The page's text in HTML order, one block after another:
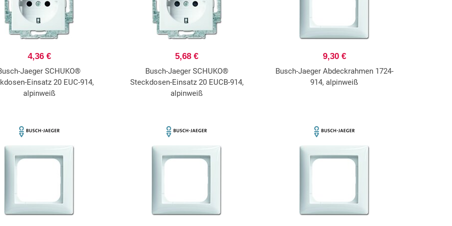
4,36 €
Jaeger SCHUKO®
Einsatz 20 EUC-914,
alpinweiß
5,68 €
Busch-Jaeger SCHUKO®
Steckdosen-Einsatz 20 EUCB-914,
alpinweiß
9,30 €
Busch-Jaeger Abdeckrahmen 1724-
914, alpinweiß